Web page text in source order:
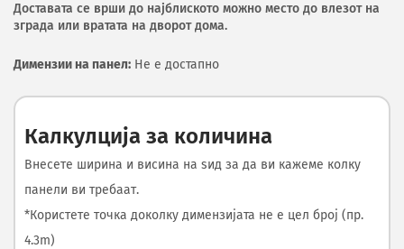
Доставата се врши до најблиското можно место до влезот на
зграда или вратата на дворот дома.
Димензии на панел: Не е достапно
Калкулција за количина
Внесете ширина и висина на ѕид за да ви кажеме колку
панели ви требаат.
*Користете точка доколку димензијата не е цел број (пр.
4.3m)